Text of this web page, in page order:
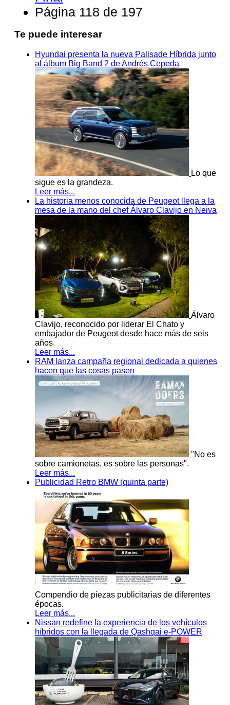
Página 118 de 197
Te puede interesar
Hyundai presenta la nueva Palisade Híbrida junto
al álbum Big Band 2 de Andrés Cepeda
Lo que
sigue es la grandeza.
Leer más...
La historia menos conocida de Peugeot llega a la
mesa de la mano del chef Álvaro Clavijo en Neiva
Álvaro
Clavijo, reconocido por liderar El Chato y
embajador de Peugeot desde hace más de seis
años.
Leer más...
RAM lanza campaña regional dedicada a quienes
hacen que las cosas pasen
"No es
sobre camionetas, es sobre las personas".
Leer más...
Publicidad Retro BMW (quinta parte)
Compendio de piezas publicitarias de diferentes
épocas.
Leer más...
Nissan redefine la experiencia de los vehículos
híbridos con la llegada de Qashqai e-POWER